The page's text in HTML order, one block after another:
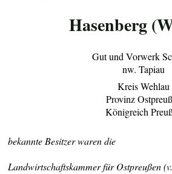
Hasenberg
Gut und Vorwerk
nw. Tapiau
Kreis Wehlau
Provinz
Königreich
bekannte Besitzer waren die
Landwirtschaftskammer für Ostpreußen